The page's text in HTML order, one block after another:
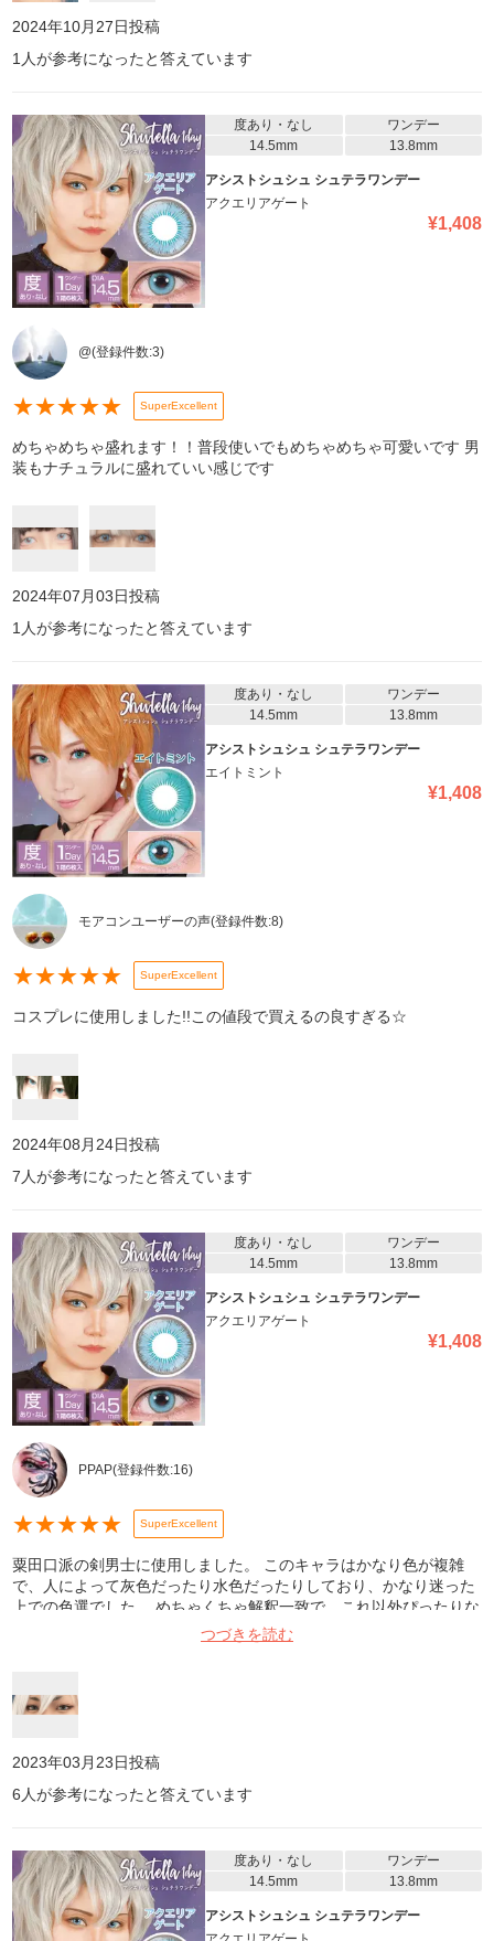
2024年10月27日投稿
1 人が参考になったと答えています
度あり・なし
ワンデー
14.5mm
13.8mm
アシストシュシュ シュテラワンデー
アクエリアゲート
¥1,408
@(登録件数:3)
★★★★★ SuperExcellent
めちゃめちゃ盛れます！！普段使いでもめちゃめちゃ可愛いです 男
装もナチュラルに盛れていい感じです
2024年07月03日投稿
1 人が参考になったと答えています
度あり・なし
ワンデー
14.5mm
13.8mm
アシストシュシュ シュテラワンデー
エイトミント
¥1,408
モアコンユーザーの声(登録件数:8)
★★★★★ SuperExcellent
コスプレに使用しました!!この値段で買えるの良すぎる☆
2024年08月24日投稿
7 人が参考になったと答えています
度あり・なし
ワンデー
14.5mm
13.8mm
アシストシュシュ シュテラワンデー
アクエリアゲート
¥1,408
PPAP(登録件数:16)
★★★★★ SuperExcellent
粟田口派の剣男士に使用しました。 このキャラはかなり色が複雑
で、人によって灰色だったり水色だったりしており、かなり迷った
上での色選でした。 めちゃくちゃ解釈一致で、これ以外ぴったりな
色はない！と個人的には思っています！ 目の大きさもちょうどよ
く、男性キャラにもめちゃくちゃ使えます！色の多さは業界一でき
てます。
つづきを読む
2023年03月23日投稿
6 人が参考になったと答えています
度あり・なし
ワンデー
14.5mm
13.8mm
アシストシュシュ シュテラワンデー